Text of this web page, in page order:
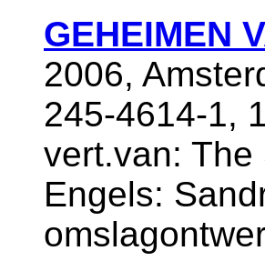
GEHEIMEN
2006,
245-4614-1,
vert.van:
Engels: